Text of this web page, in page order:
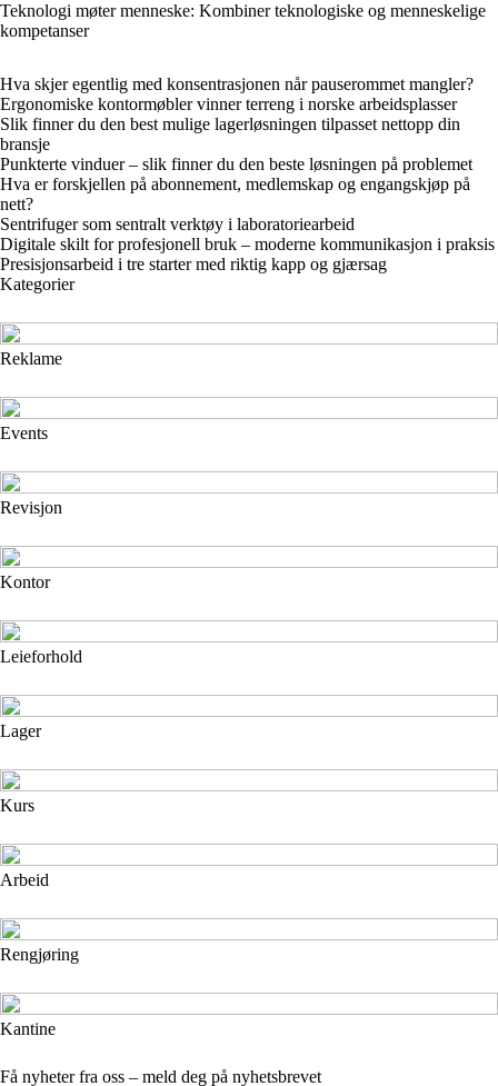
Teknologi møter menneske: Kombiner teknologiske og menneskelige
kompetanser
Hva skjer egentlig med konsentrasjonen når pauserommet mangler?
Ergonomiske kontormøbler vinner terreng i norske arbeidsplasser
Slik finner du den best mulige lagerløsningen tilpasset nettopp din
bransje
Punkterte vinduer – slik finner du den beste løsningen på problemet
Hva er forskjellen på abonnement, medlemskap og engangskjøp på
nett?
Sentrifuger som sentralt verktøy i laboratoriearbeid
Digitale skilt for profesjonell bruk – moderne kommunikasjon i praksis
Presisjonsarbeid i tre starter med riktig kapp og gjærsag
Kategorier
Reklame
Events
Revisjon
Kontor
Leieforhold
Lager
Kurs
Arbeid
Rengjøring
Kantine
Få nyheter fra oss – meld deg på nyhetsbrevet